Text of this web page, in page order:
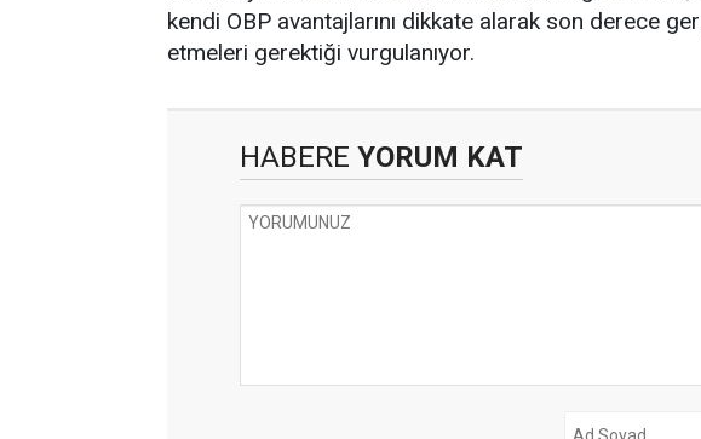
kendi OBP avantajlarını dikkate alarak son derece
etmeleri gerektiği vurgulanıyor.
HABERE YORUM KAT